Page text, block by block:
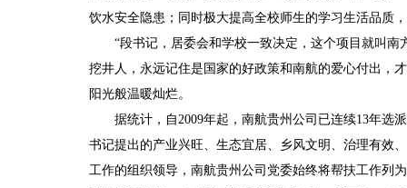
饮水安全隐患；同时极大提高全校师生的学习生活品质
“段书记，居委会和学校一致决定，这个项目就叫
挖井人，永远记住是国家的好政策和南航的爱心付出，
阳光般温暖灿烂。
据统计，自2009年起，南航贵州公司已连续13年选
书记提出的产业兴旺、生态宜居、乡风文明、治理有效
工作的组织领导，南航贵州公司党委始终将帮扶工作列